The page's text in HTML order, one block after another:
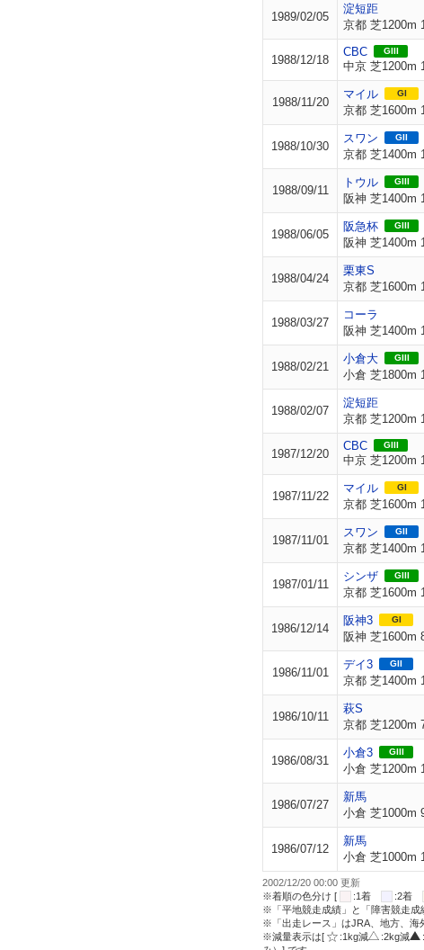
1989/02/05
淀短距
京都 芝1200m
1988/12/18
CBC GIII
中京 芝1200m
1988/11/20
マイル GI
京都 芝1600m
1988/10/30
スワン GII
京都 芝1400m
1988/09/11
トウル GIII
阪神 芝1400m
1988/06/05
阪急杯 GIII
阪神 芝1400m
1988/04/24
栗東S
京都 芝1600m
1988/03/27
コーラ
阪神 芝1400m
1988/02/21
小倉大 GIII
小倉 芝1800m
1988/02/07
淀短距
京都 芝1200m
1987/12/20
CBC GIII
中京 芝1200m
1987/11/22
マイル GI
京都 芝1600m
1987/11/01
スワン GII
京都 芝1400m
1987/01/11
シンザ GIII
京都 芝1600m
1986/12/14
阪神3 GI
阪神 芝1600m
1986/11/01
デイ3 GII
京都 芝1400m
1986/10/11
萩S
京都 芝1200m
1986/08/31
小倉3 GIII
小倉 芝1200m
1986/07/27
新馬
小倉 芝1000m
1986/07/12
新馬
小倉 芝1000m
2002/12/20 00:00 更新
※着順の色分け [
:1着 :2着
※「平地競走成績」と「障害競走成
※「出走レース」はJRA、地方、海
※減量表示は[
:1kg減 :2kg減